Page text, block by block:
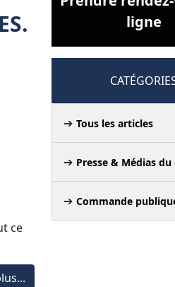
ce
ligne
Tous les articles
Presse & Médias
Commande